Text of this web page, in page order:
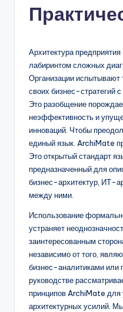
S
o
w
&
D
it
Архитектура
лабиринтом сложных
Организации испытывают
своих бизнес-стратегий
Это разобщение
неэффективность и
инноваций. Чтобы
единый язык. ArchiMate
Это открытый стандарт
предназначенный для
бизнес-архитектур, ИТ-
между ними.
Использование
устраняет
заинтересованным
независимо от того,
бизнес-аналитиками или
руководстве
принципов ArchiMate
архитектурных усилий.